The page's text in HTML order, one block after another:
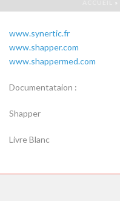
»
www.synertic.fr
www.shapper.com
www.shappermed.com
Documentataion :
Shapper
Livre Blanc